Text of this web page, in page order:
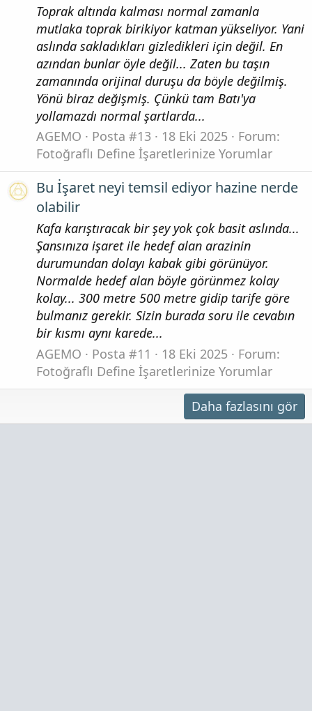
Toprak altında kalması normal zamanla
mutlaka toprak birikiyor katman yükseliyor. Yani
aslında sakladıkları gizledikleri için değil. En
azından bunlar öyle değil... Zaten bu taşın
zamanında orijinal duruşu da böyle değilmiş.
Yönü biraz değişmiş. Çünkü tam Batı'ya
yollamazdı normal şartlarda...
AGEMO
Posta #13 18 Eki 2025
Forum:
Fotoğraflı Define İşaretlerinize Yorumlar
Bu İşaret neyi temsil ediyor hazine nerde
olabilir
Kafa karıştıracak bir şey yok çok basit aslında...
Şansınıza işaret ile hedef alan arazinin
durumundan dolayı kabak gibi görünüyor.
Normalde hedef alan böyle görünmez kolay
kolay... 300 metre 500 metre gidip tarife göre
bulmanız gerekir. Sizin burada soru ile cevabın
bir kısmı aynı karede...
AGEMO
Posta #11 18 Eki 2025
Forum:
Fotoğraflı Define İşaretlerinize Yorumlar
Daha fazlasını gör